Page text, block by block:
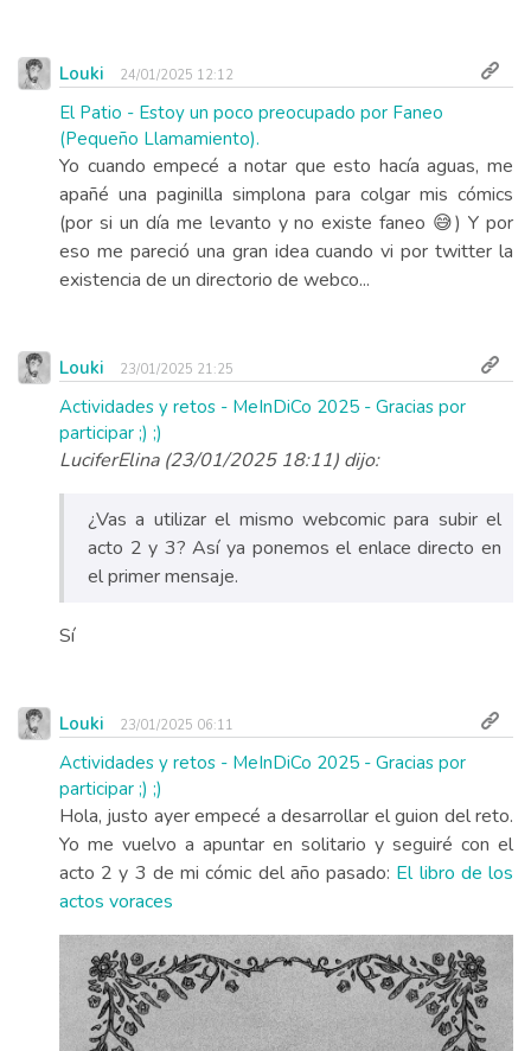
Louki 24/01/2025 12:12
El Patio - Estoy un poco preocupado por Faneo
(Pequeño Llamamiento).
Yo cuando empecé a notar que esto hacía aguas, me
apañé una paginilla simplona para colgar mis cómics
(por si un día me levanto y no existe faneo 😅) Y por
eso me pareció una gran idea cuando vi por twitter la
existencia de un directorio de webco...
Louki 23/01/2025 21:25
Actividades y retos - MeInDiCo 2025 - Gracias por
participar ;) ;)
LuciferElina (23/01/2025 18:11) dijo:
¿Vas a utilizar el mismo webcomic para subir el
acto 2 y 3? Así ya ponemos el enlace directo en
el primer mensaje.
Sí
Louki 23/01/2025 06:11
Actividades y retos - MeInDiCo 2025 - Gracias por
participar ;) ;)
Hola, justo ayer empecé a desarrollar el guion del reto.
Yo me vuelvo a apuntar en solitario y seguiré con el
acto 2 y 3 de mi cómic del año pasado: El libro de los
actos voraces